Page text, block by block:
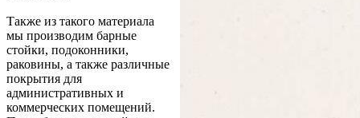
Также из такого материала
мы производим барные
стойки, подоконники,
раковины, а также различные
покрытия для
административных и
коммерческих помещений.